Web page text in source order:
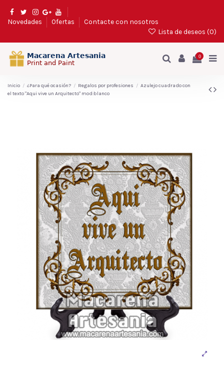
Novedades Ofertas
Contacte con nosotros
Lista de deseos (0)
0
Inicio ¿Para qué ocasión? Regalos por profesiones
Azulejo cuadrado con
el texto "Aqui vive un Arquitecto" mod:blanco